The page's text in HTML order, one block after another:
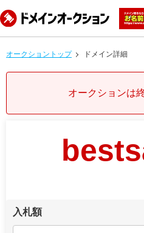
オークショントップ ドメイン詳細
オークションは
入札額